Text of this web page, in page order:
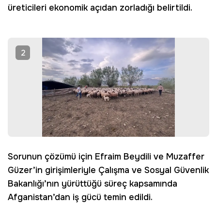
üreticileri ekonomik açıdan zorladığı belirtildi.
2
Sorunun çözümü için Efraim Beydili ve Muzaffer
Güzer’in girişimleriyle Çalışma ve Sosyal Güvenlik
Bakanlığı’nın yürüttüğü süreç kapsamında
Afganistan’dan iş gücü temin edildi.